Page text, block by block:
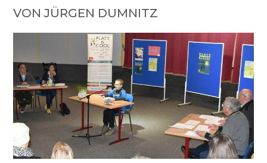
VON JÜRGEN DUMNITZ